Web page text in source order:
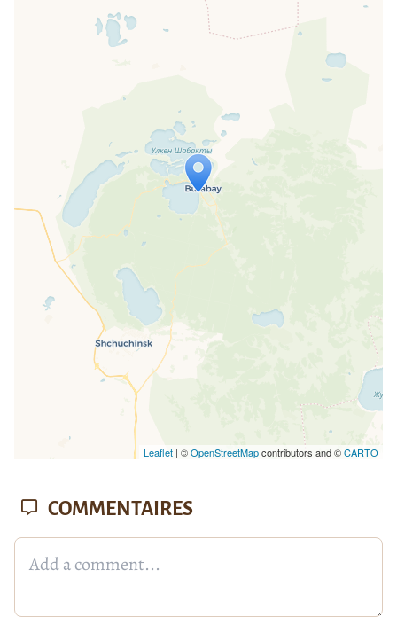
Travelers' Map is loading...
If you see this after your page is
loaded completely, leafletJS files are
missing.
Leaflet| ©OpenStreetMapcontributors and ©CARTO
COMMENTAIRES